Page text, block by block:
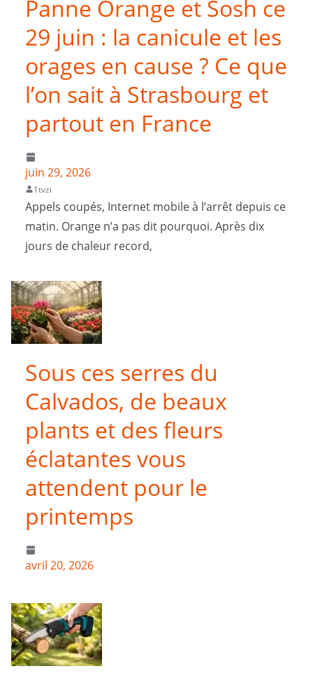
Panne Orange et Sosh ce
29 juin : la canicule et les
orages en cause ? Ce que
l’on sait à Strasbourg et
partout en France
juin 29, 2026
1tvzi
Appels coupés, Internet mobile à l’arrêt depuis ce
matin. Orange n’a pas dit pourquoi. Après dix
jours de chaleur record,
Sous ces serres du
Calvados, de beaux
plants et des fleurs
éclatantes vous
attendent pour le
printemps
avril 20, 2026